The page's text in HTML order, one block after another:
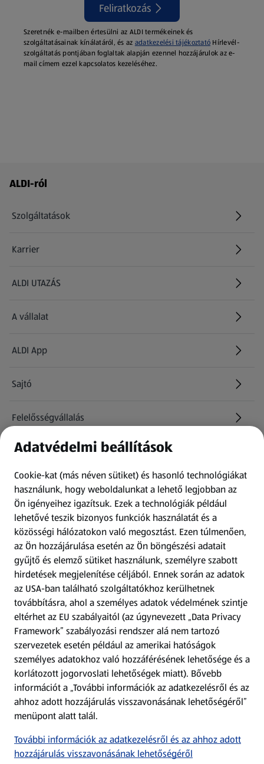
Feliratkozás
Szeretnék e-mailben értesülni az ALDI termékeinek és
szolgáltatásainak kínálatáról, és az adatkezelési tájékoztató Hírlevél-
szolgáltatás pontjában foglaltak alapján ezennel hozzájárulok az e-
mail címem ezzel kapcsolatos kezeléséhez.
Láblécmenü - további linkek
ALDI-ról
Szolgáltatások
Karrier
(új oldalon nyílik meg)
ALDI UTAZÁS
(új oldalon nyílik meg)
A vállalat
ALDI App
Sajtó
Felelősségvállalás
Információk
Kérdőív
Fizetési lehetőségek
ALDI utalványok
Árcsökkentés
Adattörlő alkalmazás
Szervizpont
(új oldalon nyílik meg)
Fedezz fel minket az interneten!
Töltsd le az ALDI Magyarország applikációt!
Adatvédelmi beállítások
Cookie-kat (más néven sütiket) és hasonló technológiákat
használunk, hogy weboldalunkat a lehető legjobban az
Ön igényeihez igazítsuk. Ezek a technológiák például
lehetővé teszik bizonyos funkciók használatát és a
közösségi hálózatokon való megosztást. Ezen túlmenően,
az Ön hozzájárulása esetén az Ön böngészési adatait
gyűjtő és elemző sütiket használunk, személyre szabott
hirdetések megjelenítése céljából. Ennek során az adatok
az USA-ban található szolgáltatókhoz kerülhetnek
továbbításra, ahol a személyes adatok védelmének szintje
eltérhet az EU szabályaitól (az úgynevezett „Data Privacy
Framework” szabályozási rendszer alá nem tartozó
szervezetek esetén például az amerikai hatóságok
személyes adatokhoz való hozzáférésének lehetősége és a
korlátozott jogorvoslati lehetőségek miatt). Bővebb
információt a „További információk az adatkezelésről és az
ahhoz adott hozzájárulás visszavonásának lehetőségéről”
menüpont alatt talál.
További információk az adatkezelésről és az ahhoz adott
hozzájárulás visszavonásának lehetőségéről